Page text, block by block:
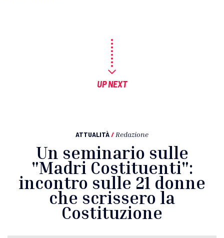
UP NEXT
ATTUALITÀ/ Redazione
Un seminario sulle
"Madri Costituenti":
incontro sulle 21 donne
che scrissero la
Costituzione